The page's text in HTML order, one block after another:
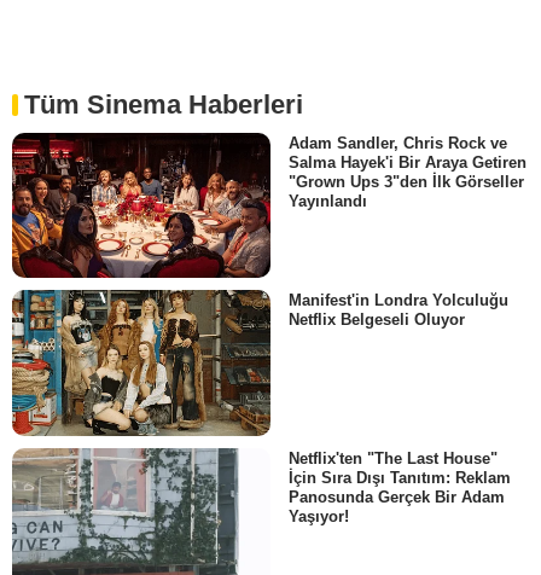
Tüm Sinema Haberleri
Adam Sandler, Chris Rock ve
Salma Hayek'i Bir Araya Getiren
"Grown Ups 3"den İlk Görseller
Yayınlandı
Manifest'in Londra Yolculuğu
Netflix Belgeseli Oluyor
Netflix'ten "The Last House"
İçin Sıra Dışı Tanıtım: Reklam
Panosunda Gerçek Bir Adam
Yaşıyor!